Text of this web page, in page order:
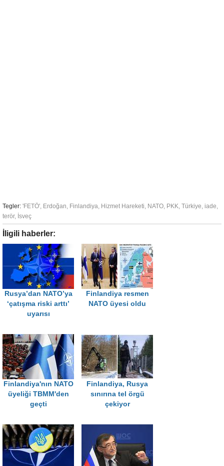
Tegler: 'FETÖ', Erdoğan, Finlandiya, Hizmet Hareketi, NATO, PKK, Türkiye, iade,
terör, İsveç
İligili haberler:
Rusya’dan NATO’ya
‘çatışma riski arttı’
uyarısı
Finlandiya resmen
NATO üyesi oldu
Finlandiya'nın NATO
üyeliği TBMM'den
geçti
Finlandiya, Rusya
sınırına tel örgü
çekiyor